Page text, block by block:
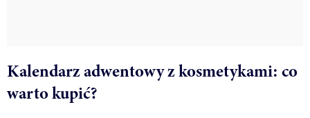
Kalendarz adwentowy z kosmetykami: co
warto kupić?